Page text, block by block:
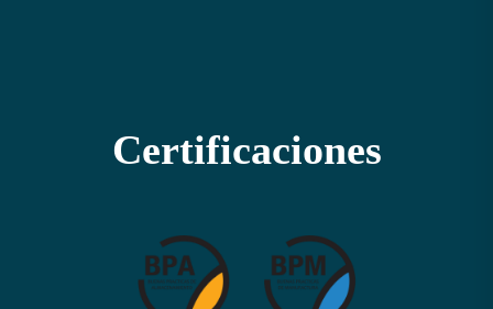
Certificaciones